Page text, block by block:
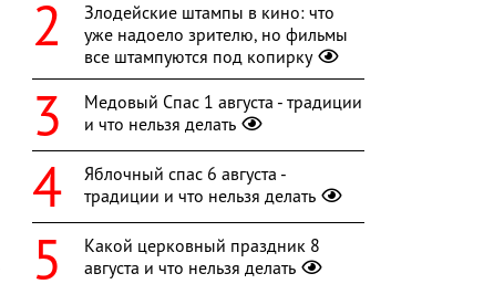
Злодейские штампы в кино: что
уже надоело зрителю, но фильмы
все штампуются под копирку
Медовый Спас 1 августа - традиции
и что нельзя делать
Яблочный спас 6 августа -
традиции и что нельзя делать
Какой церковный праздник 8
августа и что нельзя делать